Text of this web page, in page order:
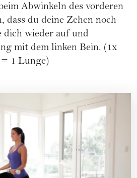
Abwinkeln des vorderen
dass du deine Zehen noch
dich wieder auf und
mit dem linken Bein. (1x
1 Lunge)